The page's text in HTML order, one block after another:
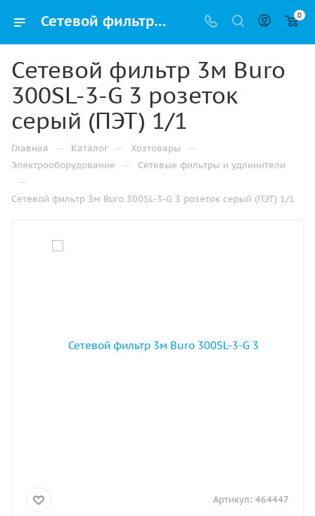
Сетевой фильтр 3м Buro 300SL-3-G 3 розеток серый (ПЭТ) 1/1 купить в Уфе с доставкой оптом и в розницу 0
Сетевой фильтр 3м Buro
300SL-3-G 3 розеток
серый (ПЭТ) 1/1
Главная — Каталог — Хозтовары —
Электрооборудование — Сетевые фильтры и удлинители
—
Сетевой фильтр 3м Buro 300SL-3-G 3 розеток серый (ПЭТ) 1/1
Артикул: 464447